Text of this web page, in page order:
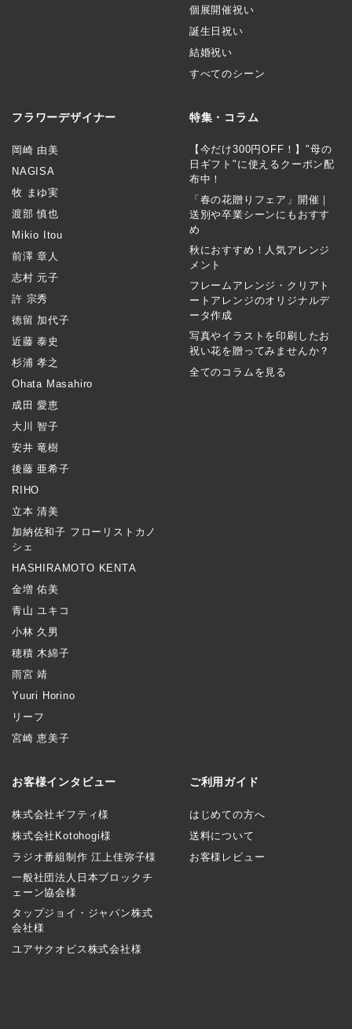
個展開催祝い
誕生日祝い
結婚祝い
すべてのシーン
フラワーデザイナー
岡崎 由美
NAGISA
牧 まゆ実
渡部 慎也
Mikio Itou
前澤 章人
志村 元子
許 宗秀
徳留 加代子
近藤 泰史
杉浦 孝之
Ohata Masahiro
成田 愛恵
大川 智子
安井 竜樹
後藤 亜希子
RIHO
立本 清美
加納佐和子 フローリストカノ
シェ
HASHIRAMOTO KENTA
金増 佑美
青山 ユキコ
小林 久男
穂積 木綿子
雨宮 靖
Yuuri Horino
リーフ
宮崎 恵美子
特集・コラム
【今だけ300円OFF！】"母の
日ギフト"に使えるクーポン配
布中！
「春の花贈りフェア」開催｜
送別や卒業シーンにもおすす
め
秋におすすめ！人気アレンジ
メント
フレームアレンジ・クリアト
ートアレンジのオリジナルデ
ータ作成
写真やイラストを印刷したお
祝い花を贈ってみませんか？
全てのコラムを見る
お客様インタビュー
株式会社ギフティ様
株式会社Kotohogi様
ラジオ番組制作 江上佳弥子様
一般社団法人日本ブロックチ
ェーン協会様
タップジョイ・ジャパン株式
会社様
ユアサクオビス株式会社様
ご利用ガイド
はじめての方へ
送料について
お客様レビュー